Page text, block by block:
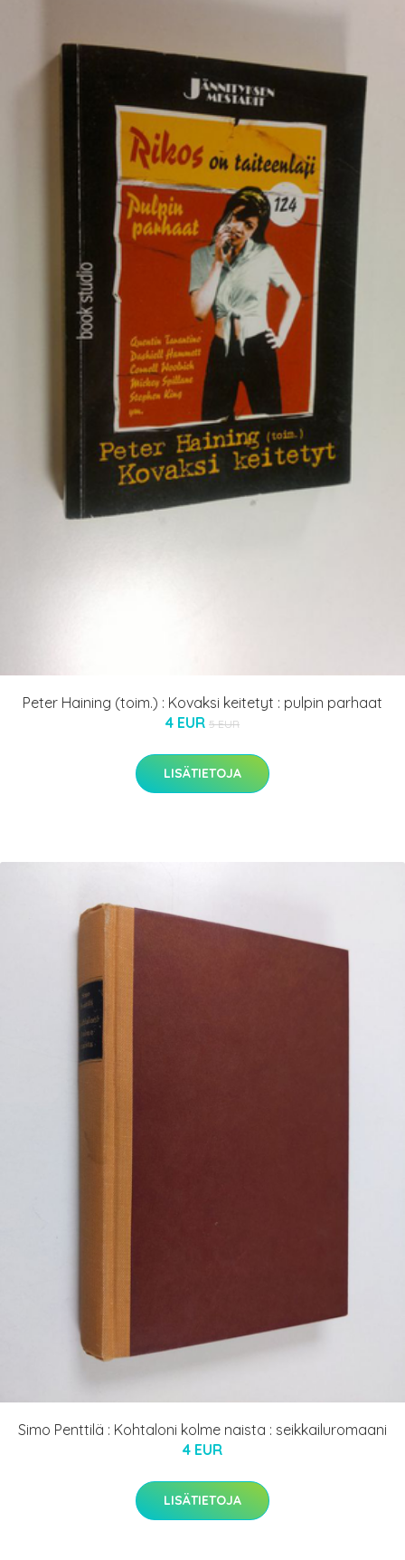
Peter Haining (toim.) : Kovaksi keitetyt : pulpin parhaat
4 EUR 5 EUR
LISÄTIETOJA
Simo Penttilä : Kohtaloni kolme naista : seikkailuromaani
4 EUR
LISÄTIETOJA